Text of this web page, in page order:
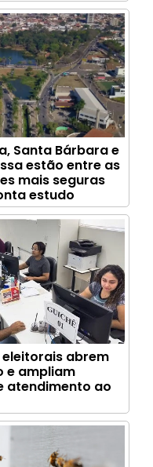
Santa Bárbara e
estão entre as
mais seguras
estudo
abrem
e ampliam
atendimento ao